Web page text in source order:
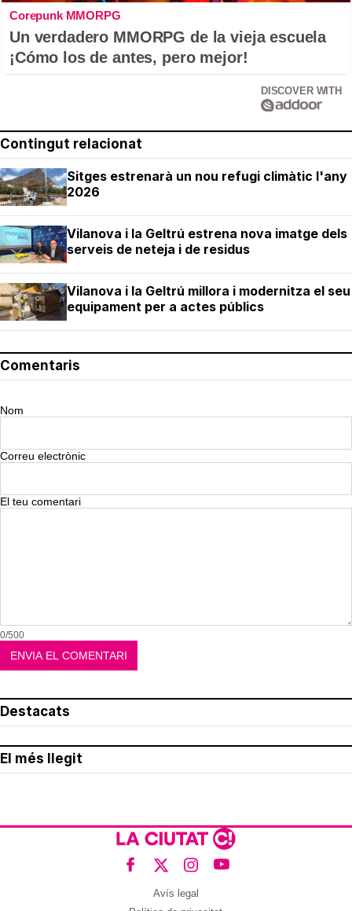
Corepunk MMORPG
Un verdadero MMORPG de la vieja escuela
¡Cómo los de antes, pero mejor!
DISCOVER WITH
Contingut relacionat
Sitges estrenarà un nou refugi climàtic l'any
2026
Vilanova i la Geltrú estrena nova imatge dels
serveis de neteja i de residus
Vilanova i la Geltrú millora i modernitza el seu
equipament per a actes públics
Comentaris
Nom
Correu electrònic
El teu comentari
0/500
Destacats
El més llegit
Avís legal